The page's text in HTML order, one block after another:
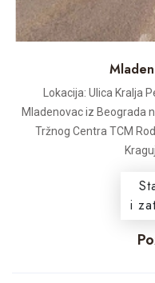
Lokacija: Ulica Kralja
Mladenovac iz Beograda
Tržnog Centra TCM
i